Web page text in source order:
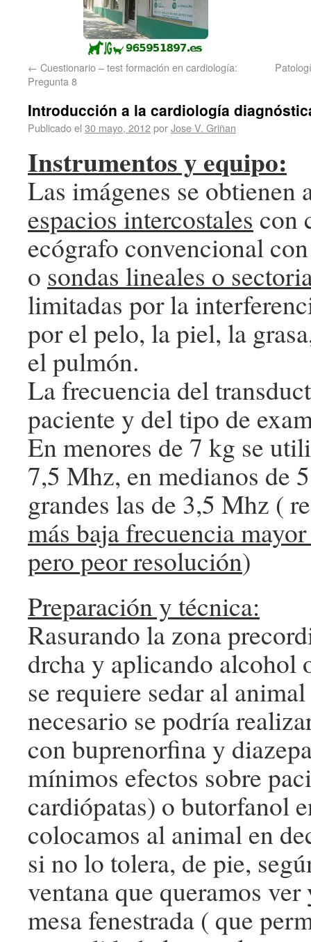
← Cuestionario – test formación en cardiología:
Pregunta 8
Introducción a la cardiología
Publicado el 30 mayo, 2012porJose V. Griñan
Instrumentos y equipo:
Las imágenes se obtienen
espacios intercostales con
ecógrafo convencional
o sondas lineales o
limitadas por la
por el pelo, la piel, la
el pulmón.
La frecuencia del
paciente y del tipo de
En menores de 7 kg se
7,5 Mhz, en medianos de
grandes las de 3,5 Mhz (
más baja frecuencia
pero peor resolución)
Preparación y técnica:
Rasurando la zona
drcha y aplicando alcohol
se requiere sedar al
necesario se podría
con buprenorfina y
mínimos efectos sobre
cardiópatas) o butorfanol
colocamos al animal en
si no lo tolera, de pie,
ventana que queramos ver
mesa fenestrada ( que